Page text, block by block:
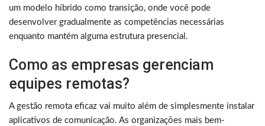
um modelo híbrido como transição, onde você pode
desenvolver gradualmente as competências necessárias
enquanto mantém alguma estrutura presencial.
Como as empresas gerenciam
equipes remotas?
A gestão remota eficaz vai muito além de simplesmente instalar
aplicativos de comunicação. As organizações mais bem-